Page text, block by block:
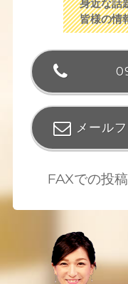
身近な話
皆様の情
メール
FAXでの投